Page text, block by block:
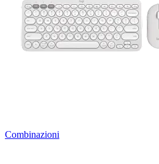
Combinazioni